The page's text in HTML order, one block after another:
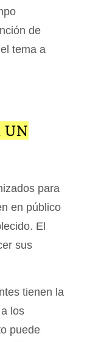
de
tema a
UN
para
en público
El
sus
tienen la
los
puede